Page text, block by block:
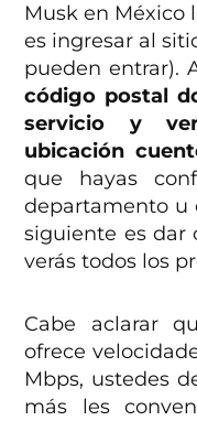
Musk en México
es ingresar al
pueden entrar).
código postal
servicio y
ubicación
que hayas
departamento u
siguiente es dar
verás todos los
Cabe aclarar
ofrece
Mbps, ustedes
más les